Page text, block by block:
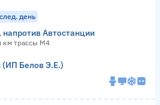
день
Автостанции
км трассы М4
(ИП Белов Э.Е.)